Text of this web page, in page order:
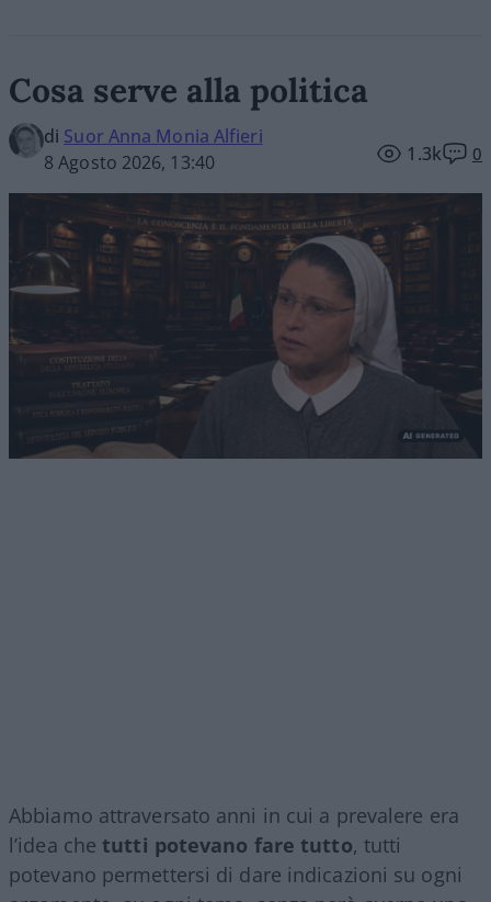
Cosa serve alla politica
di Suor Anna Monia Alfieri
8 Agosto 2026, 13:40
1.3k 0
Abbiamo attraversato anni in cui a prevalere era
l’idea che tutti potevano fare tutto, tutti
potevano permettersi di dare indicazioni su ogni